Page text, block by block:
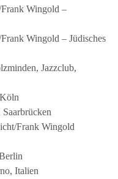
Wingold –
Wingold – Jüdisches
Jazzclub,
Frank Wingold
Italien